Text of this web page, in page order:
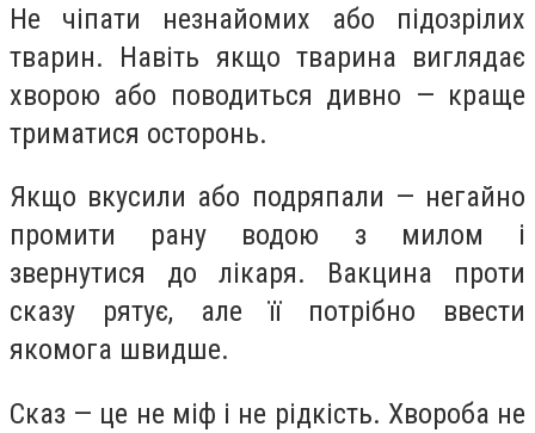
Не чіпати незнайомих або підозрілих
тварин. Навіть якщо тварина виглядає
хворою або поводиться дивно — краще
триматися осторонь.
Якщо вкусили або подряпали — негайно
промити рану водою з милом і
звернутися до лікаря. Вакцина проти
сказу рятує, але її потрібно ввести
якомога швидше.
Сказ — це не міф і не рідкість. Хвороба не